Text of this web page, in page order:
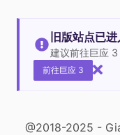
旧版站点已
建议前往巨应 3
前往巨应 3
@2018-2025 -